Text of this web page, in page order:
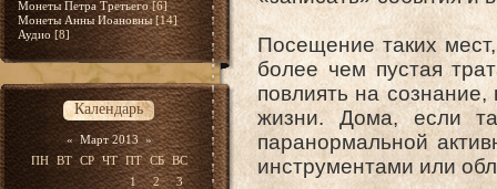
Монеты Петра Третьего [6]
Монеты Анны Иоановны [14]
Аудио [8]
Календарь
« Март 2013 »
ПН ВТ СР ЧТ ПТ СБ ВС
1
2
3
Посещение таких
более чем пустая
повлиять на
жизни. Дома, если
паранормальной
инструментами или